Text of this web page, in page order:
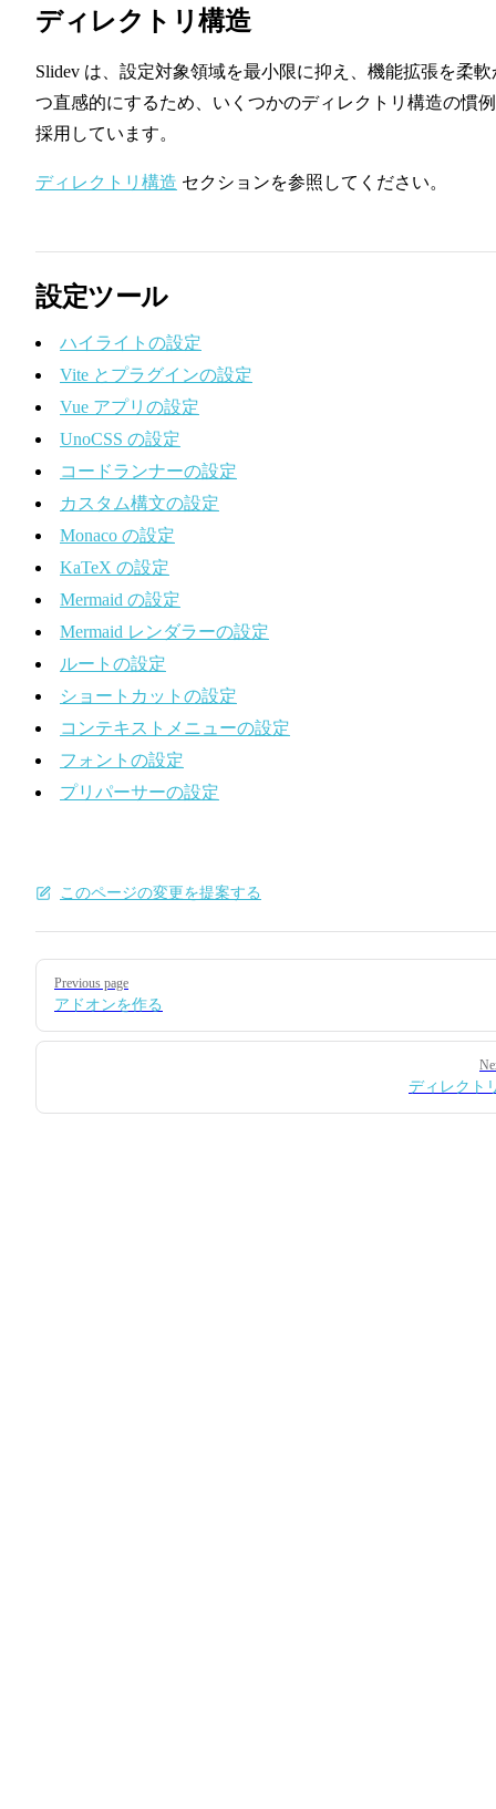
ディレクトリ構造
Slidev は、設定対象領域を最小限に抑え、機能拡張を柔軟
つ直感的にするため、いくつかのディレクトリ構造の慣
採用しています。
ディレクトリ構造 セクションを参照してください。
設定ツール
ハイライトの設定
Vite とプラグインの設定
Vue アプリの設定
UnoCSS の設定
コードランナーの設定
カスタム構文の設定
Monaco の設定
KaTeX の設定
Mermaid の設定
Mermaid レンダラーの設定
ルートの設定
ショートカットの設定
コンテキストメニューの設定
フォントの設定
プリパーサーの設定
このページの変更を提案する
Pager
Previous page
アドオンを作る
ディレクト